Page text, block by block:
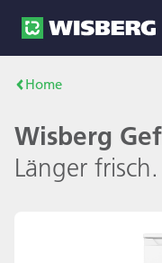
Home
Wisberg
Länger frisch.